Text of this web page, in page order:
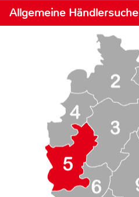
Allgemeine Händlersuche